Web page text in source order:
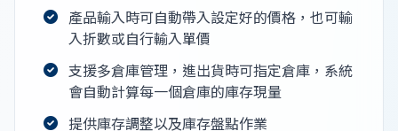
產品輸入時可自動帶入設定好的價格，也可輸
入折數或自行輸入單價
支援多倉庫管理，進出貨時可指定倉庫，系統
會自動計算每一個倉庫的庫存現量
提供庫存調整以及庫存盤點作業